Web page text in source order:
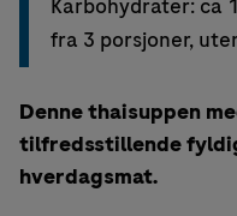
Karbohydrater: ca
fra 3 porsjoner,
Denne thaisuppen
tilfredsstillende
hverdagsmat.